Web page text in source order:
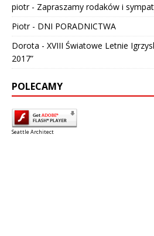
piotr- Zapraszamy rodaków i
Piotr- DNI PORADNICTWA
Dorota - XVIII Światowe Letnie
2017”
POLECAMY
Seattle Architect